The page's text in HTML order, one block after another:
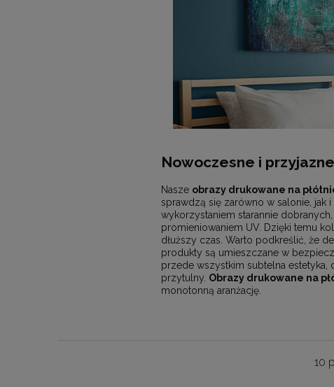
Nowoczesne i
Nasze obrazy drukowane na
sprawdzą się zarówno w salonie, jak
wykorzystaniem starannie
promieniowaniem UV. Dzięki temu
dłuższy czas. Warto podkreślić, że
produkty są umieszczane w
przede wszystkim subtelna
przytulny. Obrazy drukowane na
monotonną aranżację.
10